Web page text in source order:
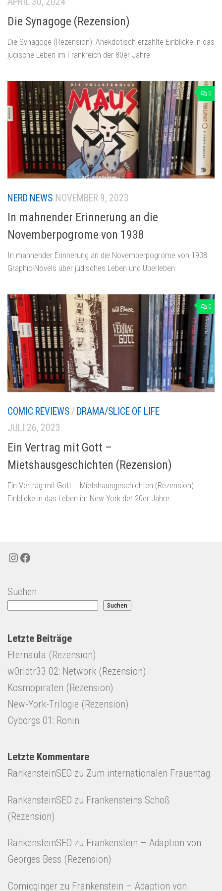
Die Synagoge (Rezension)
Die Synagoge (Rezension): Anekdotisch erzählte Einblicke in das
jüdische Leben im Frankreich der 80er Jahre
0
NERD NEWS NOVEMBER 9, 2023
In mahnender Erinnerung an die
Novemberpogrome von 1938
In mahnender Erinnerung an die Novemberpogrome von 1938:
Graphic-Novels über jüdisches Leben und Überleben.
0
COMIC REVIEWS / DRAMA/SLICE OF LIFE
JULI 26, 2023
Ein Vertrag mit Gott –
Mietshausgeschichten (Rezension)
Ein Vertrag mit Gott – Mietshausgeschichten (Rezension):
Einblicke in das Leben im New York der 20er Jahre.
Instagram
Facebook
Suchen
Suchen
Letzte Beiträge
Eternauta (Rezension)
w0rldtr33 02: Network (Rezension)
Kosmopiraten (Rezension)
New-York-Trilogie (Rezension)
Cyborgs 01: Ronin
Letzte Kommentare
RankensteinSEO zu Zum internationalen Frauentag
RankensteinSEO zu Frankensteins Schoß
(Rezension)
RankensteinSEO zu Frankenstein – Adaption von
Georges Bess (Rezension)
Comicginger zu Frankenstein – Adaption von